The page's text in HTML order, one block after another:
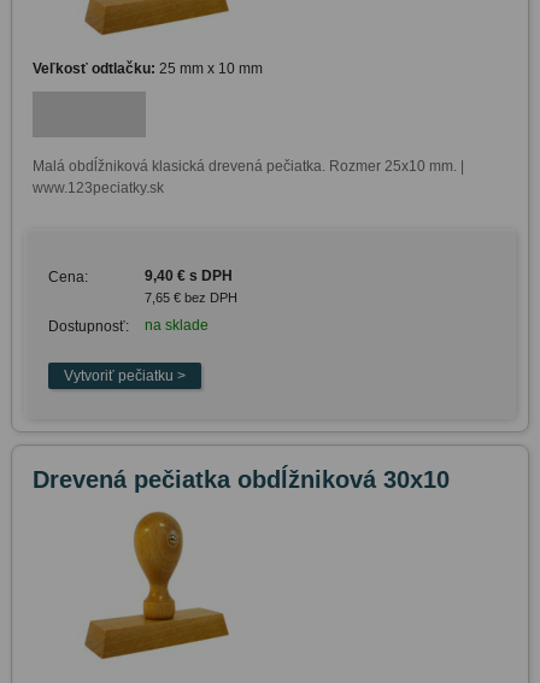
Veľkosť odtlačku: 25 mm x 10 mm
Malá obdĺžniková klasická drevená pečiatka. Rozmer 25x10 mm. |
www.123peciatky.sk
Cena: 9,40 € s DPH
7,65 € bez DPH
Dostupnosť: na sklade
Drevená pečiatka obdĺžniková 30x10